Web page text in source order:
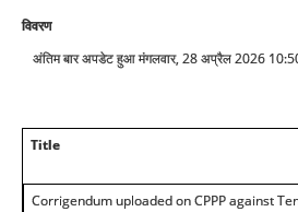
विवरण
अंतिम बार अपडेट हुआ मंगलवार, 28 अप्रैल 2026
Title
Corrigendum uploaded on CPPP against